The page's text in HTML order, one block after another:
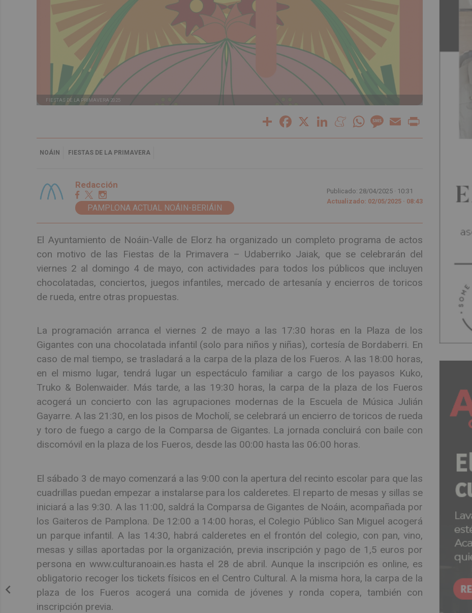
FIESTAS DE LA PRIMAVERA 2025
Share Facebook LinkedInMeneameWhatsAppMessage
Email
NOÁIN FIESTAS DE LA PRIMAVERA
Redacción
PAMPLONA ACTUAL NOÁIN-BERIÁIN
Publicado: 28/04/2025 · 10:31
Actualizado: 02/05/2025 · 08:43
El Ayuntamiento de Noáin-Valle de Elorz ha organizado un completo programa de actos
con motivo de las Fiestas de la Primavera – Udaberriko Jaiak, que se celebrarán del
viernes 2 al domingo 4 de mayo, con actividades para todos los públicos que incluyen
chocolatadas, conciertos, juegos infantiles, mercado de artesanía y encierros de toricos
de rueda, entre otras propuestas.
La programación arranca el viernes 2 de mayo a las 17:30 horas en la Plaza de los
Gigantes con una chocolatada infantil (solo para niños y niñas), cortesía de Bordaberri. En
caso de mal tiempo, se trasladará a la carpa de la plaza de los Fueros. A las 18:00 horas,
en el mismo lugar, tendrá lugar un espectáculo familiar a cargo de los payasos Kuko,
Truko & Bolenwaider. Más tarde, a las 19:30 horas, la carpa de la plaza de los Fueros
acogerá un concierto con las agrupaciones modernas de la Escuela de Música Julián
Gayarre. A las 21:30, en los pisos de Mocholí, se celebrará un encierro de toricos de rueda
y toro de fuego a cargo de la Comparsa de Gigantes. La jornada concluirá con baile con
discomóvil en la plaza de los Fueros, desde las 00:00 hasta las 06:00 horas.
El sábado 3 de mayo comenzará a las 9:00 con la apertura del recinto escolar para que las
cuadrillas puedan empezar a instalarse para los calderetes. El reparto de mesas y sillas se
iniciará a las 9:30. A las 11:00, saldrá la Comparsa de Gigantes de Noáin, acompañada por
los Gaiteros de Pamplona. De 12:00 a 14:00 horas, el Colegio Público San Miguel acogerá
un parque infantil. A las 14:30, habrá calderetes en el frontón del colegio, con pan, vino,
mesas y sillas aportadas por la organización, previa inscripción y pago de 1,5 euros por
persona en www.culturanoain.es hasta el 28 de abril. Aunque la inscripción es online, es
obligatorio recoger los tickets físicos en el Centro Cultural. A la misma hora, la carpa de la
plaza de los Fueros acogerá una comida de jóvenes y ronda copera, también con
inscripción previa.